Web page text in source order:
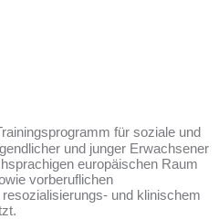
für soziale und
und junger Erwachsener
europäischen Raum
vorberuflichen
und klinischem